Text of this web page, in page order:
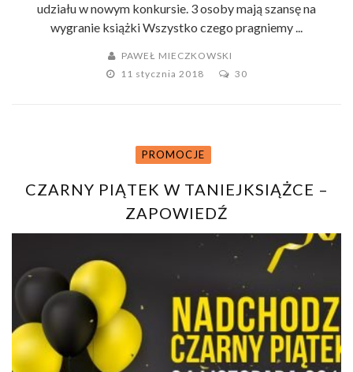
udziału w nowym konkursie. 3 osoby mają szansę na
wygranie książki Wszystko czego pragniemy ...
PAWEŁ MIECZKOWSKI
11 stycznia 2018
30
PROMOCJE
CZARNY PIĄTEK W TANIEJKSIĄŻCE –
ZAPOWIEDŹ